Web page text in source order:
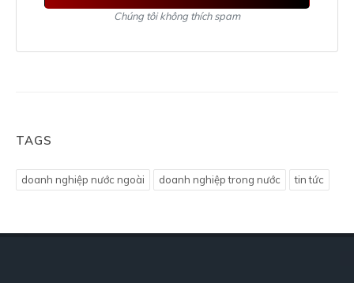
Chúng tôi không thích spam
TAGS
doanh nghiệp nước ngoài doanh nghiệp trong nước tin tức